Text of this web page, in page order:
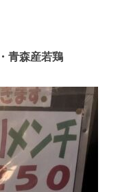
青森産若鶏